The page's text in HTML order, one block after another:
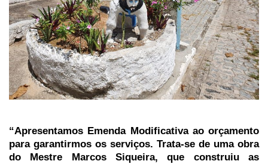
“Apresentamos Emenda Modificativa ao orçamento
para garantirmos os serviços. Trata-se de uma obra
do Mestre Marcos Siqueira, que construiu as